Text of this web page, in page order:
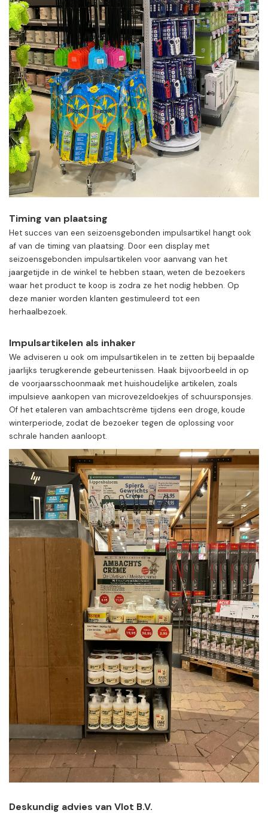
Timing van plaatsing
Het succes van een seizoensgebonden impulsartikel hangt ook
af van de timing van plaatsing. Door een display met
seizoensgebonden impulsartikelen voor aanvang van het
jaargetijde in de winkel te hebben staan, weten de bezoekers
waar het product te koop is zodra ze het nodig hebben. Op
deze manier worden klanten gestimuleerd tot een
herhaalbezoek.
Impulsartikelen als inhaker
We adviseren u ook om impulsartikelen in te zetten bij bepaalde
jaarlijks terugkerende gebeurtenissen. Haak bijvoorbeeld in op
de voorjaarsschoonmaak met huishoudelijke artikelen, zoals
impulsieve aankopen van microvezeldoekjes of schuursponsjes.
Of het etaleren van ambachtscrème tijdens een droge, koude
winterperiode, zodat de bezoeker tegen de oplossing voor
schrale handen aanloopt.
Deskundig advies van Vlot B.V.